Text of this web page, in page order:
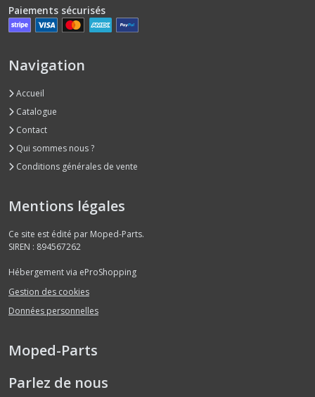
Paiements sécurisés
Navigation
Accueil
Catalogue
Contact
Qui sommes nous ?
Conditions générales de vente
Mentions légales
Ce site est édité par Moped-Parts.
SIREN : 894567262
Hébergement via eProShopping
Gestion des cookies
Données personnelles
Moped-Parts
Parlez de nous